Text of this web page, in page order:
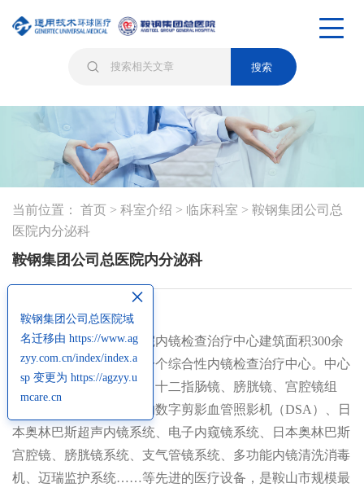
×
鞍钢集团公司总医院域
名迁移由 https://www.ag
zyy.com.cn/index/index.a
sp 变更为 https://agzyy.u
mcare.cn
搜索
当前位置： 首页 > 科室介绍 > 临床科室 > 鞍钢集团公司总
医院内分泌科
鞍钢集团公司总医院内分泌科
鞍钢集团公司总医院内镜检查治疗中心建筑面积300余
平方米，是鞍山市唯一一个综合性内镜检查治疗中心。中心
由消化内镜、支气管镜、十二指肠镜、膀胱镜、宫腔镜组
成，拥有美国通用公司的数字剪影血管照影机（DSA）、日
本奥林巴斯超声内镜系统、电子内窥镜系统、日本奥林巴斯
宫腔镜、膀胱镜系统、支气管镜系统、多功能内镜清洗消毒
机、迈瑞监护系统……等先进的医疗设备，是鞍山市规模最